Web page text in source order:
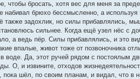
чтобы бросать, хотя вес для меня за
брюхо бессмысленно, а используя
задохлик, но силы прибавлялись,
сильнее. Когда ещё узел нёс с
а ведь пёр. Силы прибавлялись, и это
впалые, живот тоже от позвоночника
воде. Да, этот ручей рядом с постоялым
О, и извините, отходов
шёл, по своим планам, и видал, что в